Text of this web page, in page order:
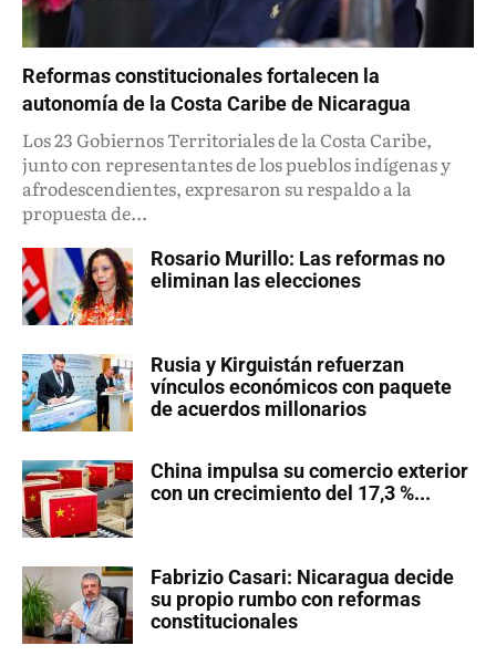
Reformas constitucionales fortalecen la
autonomía de la Costa Caribe de Nicaragua
Los 23 Gobiernos Territoriales de la Costa Caribe,
junto con representantes de los pueblos indígenas y
afrodescendientes, expresaron su respaldo a la
propuesta de...
Rosario Murillo: Las reformas no
eliminan las elecciones
Rusia y Kirguistán refuerzan
vínculos económicos con paquete
de acuerdos millonarios
China impulsa su comercio exterior
con un crecimiento del 17,3 %...
Fabrizio Casari: Nicaragua decide
su propio rumbo con reformas
constitucionales